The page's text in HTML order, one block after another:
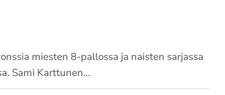
miesten 8-pallossa ja naisten sarjassa
Sami Karttunen…